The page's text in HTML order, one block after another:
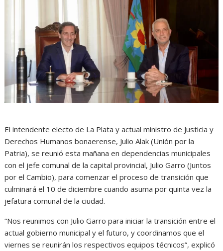
El intendente electo de La Plata y actual ministro de Justicia y
Derechos Humanos bonaerense, Julio Alak (Unión por la
Patria), se reunió esta mañana en dependencias municipales
con el jefe comunal de la capital provincial, Julio Garro (Juntos
por el Cambio), para comenzar el proceso de transición que
culminará el 10 de diciembre cuando asuma por quinta vez la
jefatura comunal de la ciudad.
“Nos reunimos con Julio Garro para iniciar la transición entre el
actual gobierno municipal y el futuro, y coordinamos que el
viernes se reunirán los respectivos equipos técnicos”, explicó